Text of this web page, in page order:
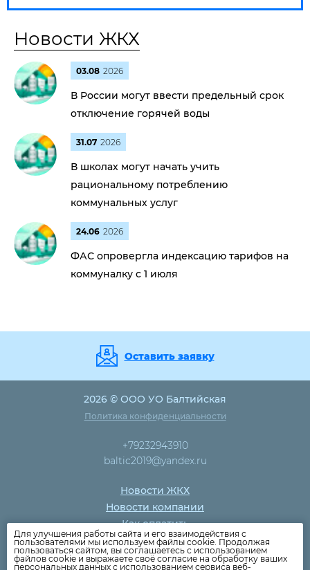
Новости ЖКХ
03.08 2026
В России могут ввести предельный срок
отключение горячей воды
31.07 2026
В школах могут начать учить
рациональному потреблению
коммунальных услуг
24.06 2026
ФАС опровергла индексацию тарифов на
коммуналку с 1 июля
Оставить заявку
2026 © ООО УО Балтийская
Политика конфиденциальности
+79232943910
baltic2019@yandex.ru
Новости ЖКХ
Новости компании
Как оплатить
Дома
Раскрытие информации
Для улучшения работы сайта и его взаимодействия с
пользователями мы используем файлы cookie. Продолжая
пользоваться сайтом, вы соглашаетесь с использованием
файлов cookie и выражаете своё согласие на обработку ваших
персональных данных с использованием сервиса веб-